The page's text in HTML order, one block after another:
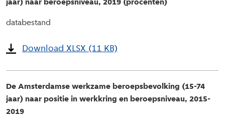
jaar) naar beroepsniveau, 2019 (procenten)
databestand
Download XLSX (11 KB)
De Amsterdamse werkzame beroepsbevolking (15-74
jaar) naar positie in werkkring en beroepsniveau, 2015-
2019